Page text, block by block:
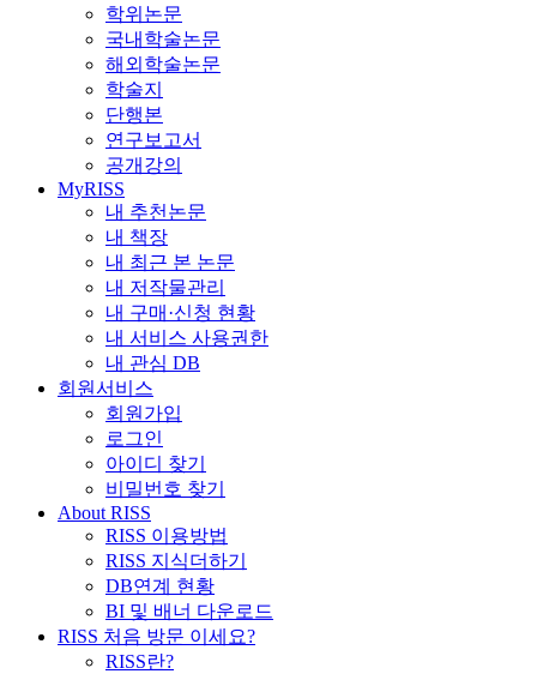
학위논문
국내학술논문
해외학술논문
학술지
단행본
연구보고서
공개강의
MyRISS
내 추천논문
내 책장
내 최근 본 논문
내 저작물관리
내 구매·신청 현황
내 서비스 사용권한
내 관심 DB
회원서비스
회원가입
로그인
아이디 찾기
비밀번호 찾기
About RISS
RISS 이용방법
RISS 지식더하기
DB연계 현황
BI 및 배너 다운로드
RISS 처음 방문 이세요?
RISS란?